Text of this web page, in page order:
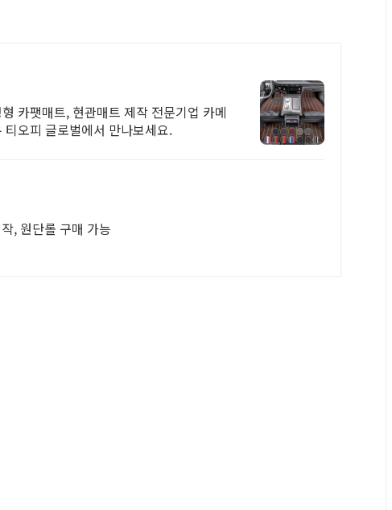
카팻매트, 현관매트 제작 전문기업 카메
오피 글로벌에서 만나보세요.
, 원단롤 구매 가능